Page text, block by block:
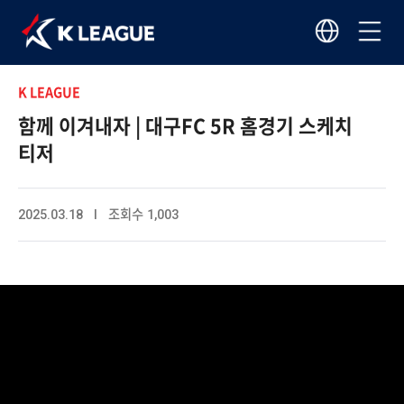
K LEAGUE
함께 이겨내자 | 대구FC 5R 홈경기 스케치
티저
2025.03.18 I 조회수 1,003